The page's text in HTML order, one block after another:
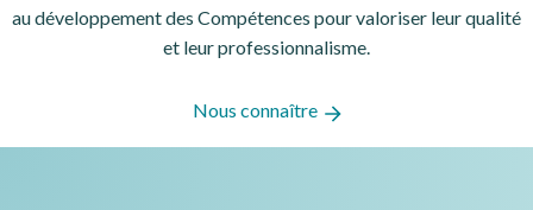
au développement des Compétences pour valoriser leur qualité
et leur professionnalisme.
Nous connaître